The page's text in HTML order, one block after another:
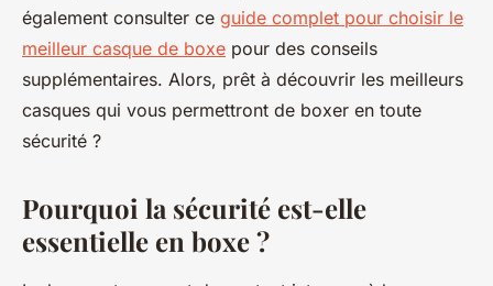
également consulter ce guide complet pour choisir le
meilleur casque de boxe pour des conseils
supplémentaires. Alors, prêt à découvrir les meilleurs
casques qui vous permettront de boxer en toute
sécurité ?
Pourquoi la sécurité est-elle
essentielle en boxe ?